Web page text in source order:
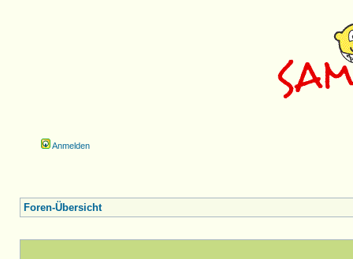
Anmelden
Foren-Übersicht